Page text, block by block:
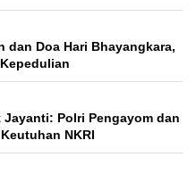
dan Doa Hari Bhayangkara,
Jayanti: Polri Pengayom dan
NKRI